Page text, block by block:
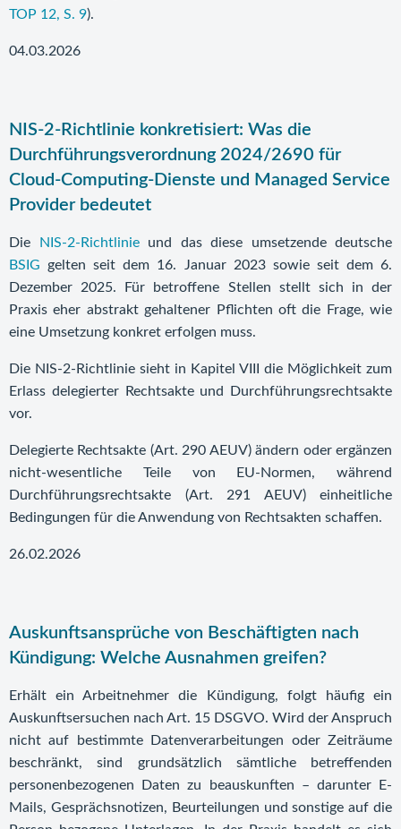
TOP 12, S. 9).
04.03.2026
NIS-2-Richtlinie konkretisiert: Was die
Durchführungsverordnung 2024/2690 für
Cloud-Computing-Dienste und Managed Service
Provider bedeutet
Die NIS-2-Richtlinieund das diese umsetzende deutsche
BSIG gelten seit dem 16. Januar 2023 sowie seit dem 6.
Dezember 2025. Für betroffene Stellen stellt sich in der
Praxis eher abstrakt gehaltener Pflichten oft die Frage, wie
eine Umsetzung konkret erfolgen muss.
Die NIS-2-Richtlinie sieht in Kapitel VIII die Möglichkeit zum
Erlass delegierter Rechtsakte und Durchführungsrechtsakte
vor.
Delegierte Rechtsakte (Art. 290 AEUV) ändern oder ergänzen
nicht-wesentliche Teile von EU-Normen, während
Durchführungsrechtsakte (Art. 291 AEUV) einheitliche
Bedingungen für die Anwendung von Rechtsakten schaffen.
26.02.2026
Auskunftsansprüche von Beschäftigten nach
Kündigung: Welche Ausnahmen greifen?
Erhält ein Arbeitnehmer die Kündigung, folgt häufig ein
Auskunftsersuchen nach Art. 15 DSGVO. Wird der Anspruch
nicht auf bestimmte Datenverarbeitungen oder Zeiträume
beschränkt, sind grundsätzlich sämtliche betreffenden
personenbezogenen Daten zu beauskunften – darunter E-
Mails, Gesprächsnotizen, Beurteilungen und sonstige auf die